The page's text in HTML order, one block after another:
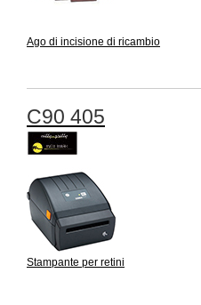
Ago di incisione di ricambio
C90 405
Stampante per retini